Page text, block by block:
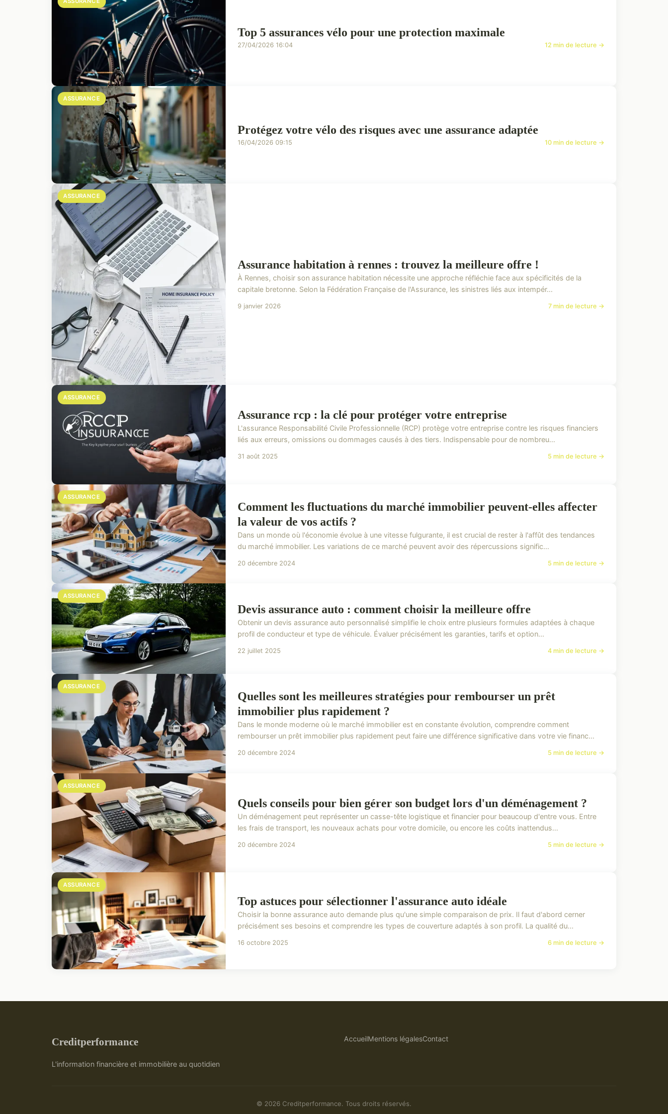
Top 5 assurances vélo pour une protection maximale
27/04/2026 16:04 12 min de lecture →
ASSURANCE
Protégez votre vélo des risques avec une assurance adaptée
16/04/2026 09:15 10 min de lecture →
ASSURANCE
Assurance habitation à rennes : trouvez la meilleure offre !
À Rennes, choisir son assurance habitation nécessite une approche réfléchie face aux spécificités de la
capitale bretonne. Selon la Fédération Française de l'Assurance, les sinistres liés aux intempér...
9 janvier 2026 7 min de lecture →
ASSURANCE
Assurance rcp : la clé pour protéger votre entreprise
L'assurance Responsabilité Civile Professionnelle (RCP) protège votre entreprise contre les risques financiers
liés aux erreurs, omissions ou dommages causés à des tiers. Indispensable pour de nombreu...
31 août 2025 5 min de lecture →
ASSURANCE
Comment les fluctuations du marché immobilier peuvent-elles affecter
la valeur de vos actifs ?
Dans un monde où l'économie évolue à une vitesse fulgurante, il est crucial de rester à l'affût des tendances
du marché immobilier. Les variations de ce marché peuvent avoir des répercussions signific...
20 décembre 2024 5 min de lecture →
ASSURANCE
Devis assurance auto : comment choisir la meilleure offre
Obtenir un devis assurance auto personnalisé simplifie le choix entre plusieurs formules adaptées à chaque
profil de conducteur et type de véhicule. Évaluer précisément les garanties, tarifs et option...
22 juillet 2025 4 min de lecture →
ASSURANCE
Quelles sont les meilleures stratégies pour rembourser un prêt
immobilier plus rapidement ?
Dans le monde moderne où le marché immobilier est en constante évolution, comprendre comment
rembourser un prêt immobilier plus rapidement peut faire une différence significative dans votre vie financ...
20 décembre 2024 5 min de lecture →
ASSURANCE
Quels conseils pour bien gérer son budget lors d'un déménagement ?
Un déménagement peut représenter un casse-tête logistique et financier pour beaucoup d'entre vous. Entre
les frais de transport, les nouveaux achats pour votre domicile, ou encore les coûts inattendus...
20 décembre 2024 5 min de lecture →
ASSURANCE
Top astuces pour sélectionner l'assurance auto idéale
Choisir la bonne assurance auto demande plus qu'une simple comparaison de prix. Il faut d'abord cerner
précisément ses besoins et comprendre les types de couverture adaptés à son profil. La qualité du...
16 octobre 2025 6 min de lecture →
Creditperformance
L'information financière et immobilière au quotidien
AccueilMentions légalesContact
© 2026 Creditperformance. Tous droits réservés.